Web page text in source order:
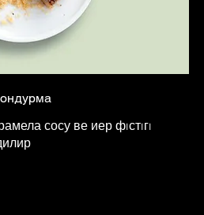
сосу ве иер фıстıгı